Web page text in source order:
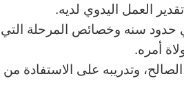
العمل اليدوي لديه.
حدود سنه وخصائص المرحلة التي
أمره.
الصالح، وتدريبه على الاستفادة من